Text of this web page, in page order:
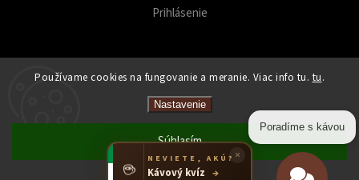
Používame cookies na fungovanie a meranie. Viac info tu. tu.
Nastavenie
Súhlasím
Prihlásenie
Caffeitaliano. Všetky práva vyhradené.
Upraviť nastavenie cookies
Poradíme s kávou
×
☕ NEVIETE, AKÚ?
Kávový kvíz →